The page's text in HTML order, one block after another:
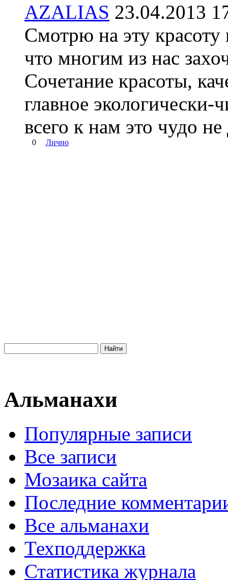
AZALIAS 23.04.2013
Смотрю на эту
что многим из нас
Сочетание красоты,
главное
всего к нам это чудо не
0 Лично
Альманахи
Популярные записи
Все записи
Мозаика сайта
Последние
Все альманахи
Техподдержка
Статистика журнала